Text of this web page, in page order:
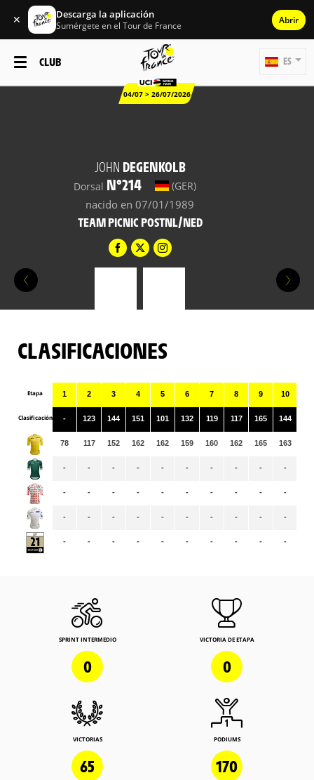
✕ Descarga la aplicación
Sumérgete en el Tour de France Abrir
CLUB
04/07 > 26/07/2026
ES
JOHN DEGENKOLB
Dorsal N°214 (GER)
nacido en 07/01/1989
TEAM PICNIC POSTNL/NED
CLASIFICACIONES
Etapa
Clasificación
1
-
78
-
-
-
-
2
123
117
-
-
-
-
3
144
152
-
-
-
-
4
151
162
-
-
-
-
5
101
162
-
-
-
-
6
132
159
-
-
-
-
7
119
160
-
-
-
-
8
117
162
-
-
-
-
9
165
165
-
-
-
-
10
144
163
-
-
-
-
SPRINT INTERMEDIO
0
VICTORIA DE ETAPA
0
VICTORIAS
65
PODIUMS
170